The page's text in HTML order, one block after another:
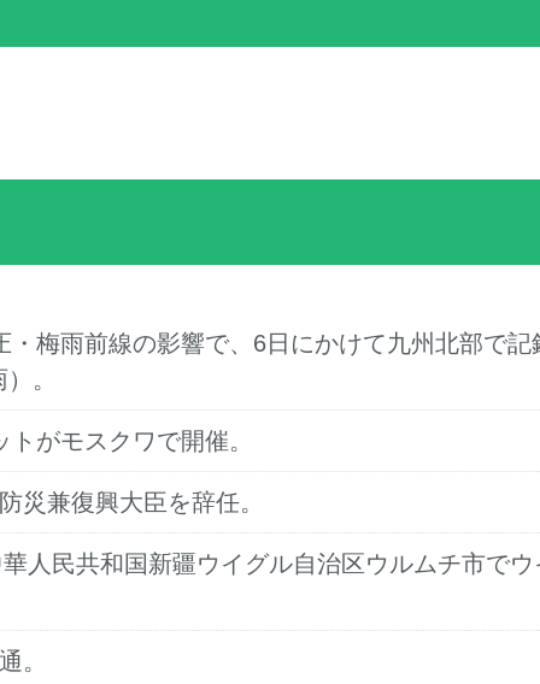
・梅雨前線の影響で、6日にかけて九州北部で
。
がモスクワで開催。
災兼復興大臣を辞任。
人民共和国新疆ウイグル自治区ウルムチ市で
。